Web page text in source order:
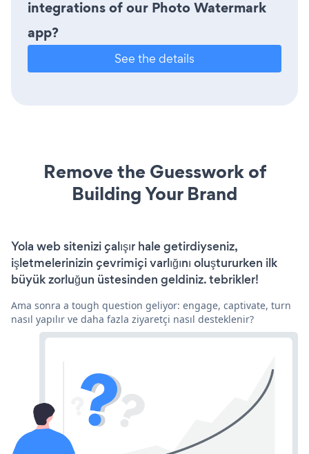
integrations of our Photo Watermark
app?
See the details
Remove the Guesswork of
Building Your Brand
Yola web sitenizi çalışır hale getirdiyseniz,
işletmelerinizin çevrimiçi varlığını oluştururken ilk
büyük zorluğun üstesinden geldiniz. tebrikler!
Ama sonra a tough question geliyor: engage, captivate, turn
nasıl yapılır ve daha fazla ziyaretçi nasıl desteklenir?